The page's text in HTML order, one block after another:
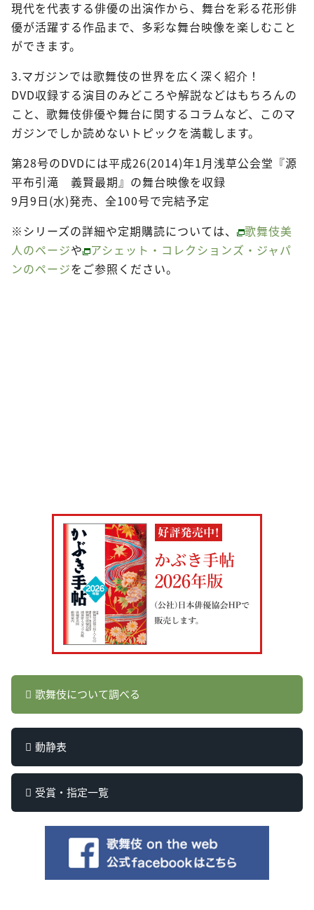
現代を代表する俳優の出演作から、舞台を彩る花形俳
優が活躍する作品まで、多彩な舞台映像を楽しむこと
ができます。
3.マガジンでは歌舞伎の世界を広く深く紹介！
DVD収録する演目のみどころや解説などはもちろんの
こと、歌舞伎俳優や舞台に関するコラムなど、このマ
ガジンでしか読めないトピックを満載します。
第28号のDVDには平成26(2014)年1月浅草公会堂『源
平布引滝 義賢最期』の舞台映像を収録
9月9日(水)発売、全100号で完結予定
※シリーズの詳細や定期購読については、
歌舞伎美
人のページや
アシェット・コレクションズ・ジャパ
ンのページをご参照ください。
歌舞伎について調べる
動静表
受賞・指定一覧